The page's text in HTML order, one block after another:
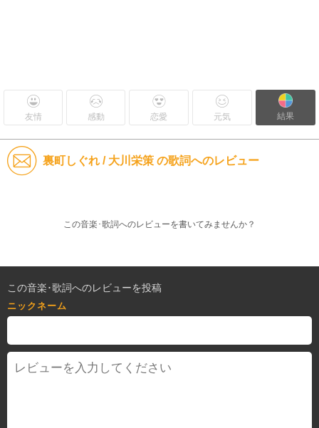
友情 感動 恋愛 元気 結果
裏町しぐれ / 大川栄策 の歌詞へのレビュー
この音楽･歌詞へのレビューを書いてみませんか？
この音楽･歌詞へのレビューを投稿
ニックネーム